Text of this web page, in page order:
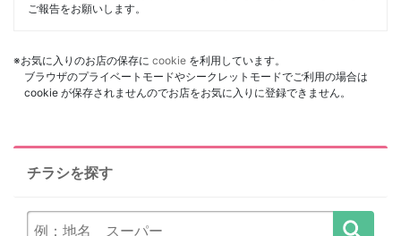
ご報告をお願いします。
※お気に入りのお店の保存に cookie を利用しています。
ブラウザのプライベートモードやシークレットモードでご利用の場合は
cookie が保存されませんのでお店をお気に入りに登録できません。
チラシを探す